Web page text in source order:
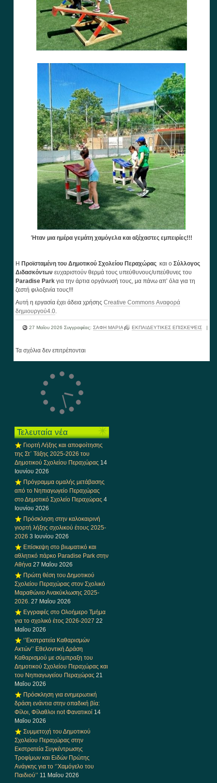
Ήταν μια ημέρα γεμάτη χαμόγελα και αξέχαστες εμπειρίες!!!
ΗΠροϊσταμένη του Δημοτικού Σχολείου Περαχώραςκαι ο Σύλλογος
Διδασκόντων ευχαριστούν θερμά τους υπεύθυνους/υπεύθυνες του
Paradise Park για την άρτια οργάνωσή τους, μα πάνω απ’ όλα για τη
ζεστή φιλοξενία τους!!!
Αυτή η εργασία έχει άδεια χρήσηςCreative Commons Αναφορά
δημιουργού4.0.
27 Μαΐου 2026 Συγγραφέας: ΣΑΦΗ ΜΑΡΙΑ ΕΚΠΑΙΔΕΥΤΙΚΕΣ ΕΠΙΣΚΕΨΕΙΣ
Τα σχόλια δεν επιτρέπονται
Τελευταία νέα
Γιορτή Λήξης και αποφοίτησης
της Στ΄ Τάξης 2025-2026 του
Δημοτικού Σχολείου Περαχώρας 14
Ιουνίου 2026
Πρόγραμμα ομαλής μετάβασης
από το Νηπιαγωγείο Περαχώρας
στο Δημοτικό Σχολείο Περαχώρας 4
Ιουνίου 2026
Πρόσκληση στην καλοκαιρινή
γιορτή λήξης σχολικού έτους 2025-
2026 3 Ιουνίου 2026
Επίσκεψη στο βιωματικό και
αθλητικό πάρκο Paradise Park στην
Αθήνα 27 Μαΐου 2026
Πρώτη θέση του Δημοτικού
Σχολείου Περαχώρας στον Σχολικό
Μαραθώνιο Ανακύκλωσης 2025-
2026. 27 Μαΐου 2026
Εγγραφές στο Ολοήμερο Τμήμα
για το σχολικό έτος 2026-2027 22
Μαΐου 2026
‘’Εκστρατεία Καθαρισμών
Ακτών’’ Εθελοντική Δράση
Καθαρισμού με σύμπραξη του
Δημοτικού Σχολείου Περαχώρας και
του Νηπιαγωγείου Περαχώρας 21
Μαΐου 2026
Πρόσκληση για ενημερωτική
δράση ενάντια στην οπαδική βία:
Φίλοι, Φίλαθλοι not Φανατικοί 14
Μαΐου 2026
Συμμετοχή του Δημοτικού
Σχολείου Περαχώρας στην
Εκστρατεία Συγκέντρωσης
Τροφίμων και Ειδών Πρώτης
Ανάγκης για το ‘’Χαμόγελο του
Παιδιού’’ 11 Μαΐου 2026